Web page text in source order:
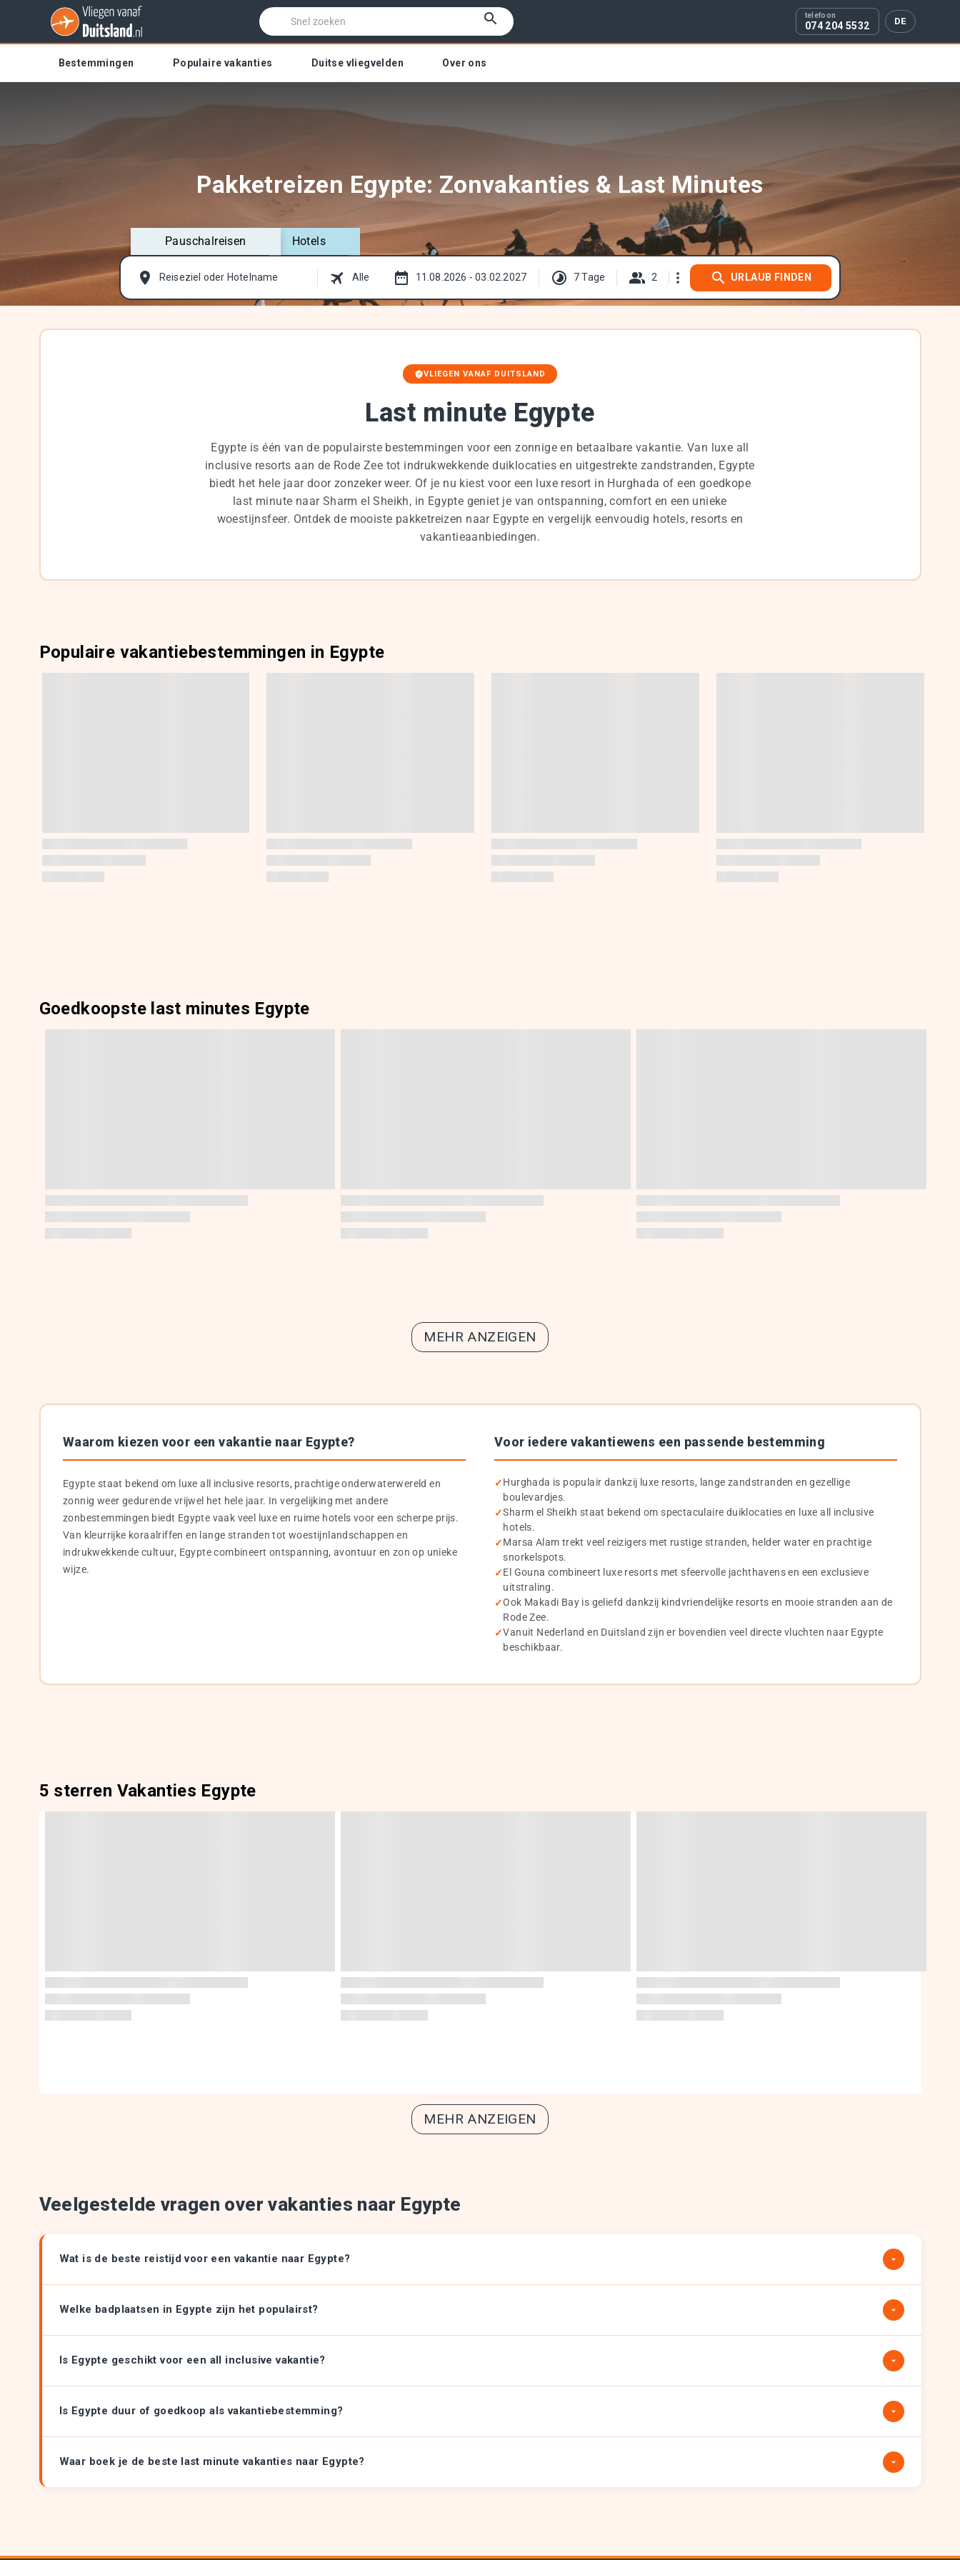
074 204 5532 DE
Bestemmingen Populaire vakanties Duitse vliegvelden Over ons
Pakketreizen Egypte: Zonvakanties & Last Minutes
Pauschalreisen Hotels
Reiseziel oder Hotelname Alle 11.08.2026 - 03.02.2027 7 Tage 2 URLAUB FINDEN
VLIEGEN VANAF DUITSLAND
Last minute Egypte
Egypte is één van de populairste bestemmingen voor een zonnige en betaalbare vakantie. Van luxe all
inclusive resorts aan de Rode Zee tot indrukwekkende duiklocaties en uitgestrekte zandstranden, Egypte
biedt het hele jaar door zonzeker weer. Of je nu kiest voor een luxe resort in Hurghada of een goedkope
last minute naar Sharm el Sheikh, in Egypte geniet je van ontspanning, comfort en een unieke
woestijnsfeer. Ontdek de mooiste pakketreizen naar Egypte en vergelijk eenvoudig hotels, resorts en
vakantieaanbiedingen.
Populaire vakantiebestemmingen in Egypte
Goedkoopste last minutes Egypte
MEHR ANZEIGEN
Waarom kiezen voor een vakantie naar Egypte?
Egypte staat bekend om luxe all inclusive resorts, prachtige onderwaterwereld en
zonnig weer gedurende vrijwel het hele jaar. In vergelijking met andere
zonbestemmingen biedt Egypte vaak veel luxe en ruime hotels voor een scherpe prijs.
Van kleurrijke koraalriffen en lange stranden tot woestijnlandschappen en
indrukwekkende cultuur, Egypte combineert ontspanning, avontuur en zon op unieke
wijze.
Voor iedere vakantiewens een passende bestemming
Hurghada is populair dankzij luxe resorts, lange zandstranden en gezellige
boulevardjes.
Sharm el Sheikh staat bekend om spectaculaire duiklocaties en luxe all inclusive
hotels.
Marsa Alam trekt veel reizigers met rustige stranden, helder water en prachtige
snorkelspots.
El Gouna combineert luxe resorts met sfeervolle jachthavens en een exclusieve
uitstraling.
Ook Makadi Bay is geliefd dankzij kindvriendelijke resorts en mooie stranden aan de
Rode Zee.
Vanuit Nederland en Duitsland zijn er bovendien veel directe vluchten naar Egypte
beschikbaar.
5 sterren Vakanties Egypte
MEHR ANZEIGEN
Veelgestelde vragen over vakanties naar Egypte
Wat is de beste reistijd voor een vakantie naar Egypte?
Welke badplaatsen in Egypte zijn het populairst?
Is Egypte geschikt voor een all inclusive vakantie?
Is Egypte duur of goedkoop als vakantiebestemming?
Waar boek je de beste last minute vakanties naar Egypte?